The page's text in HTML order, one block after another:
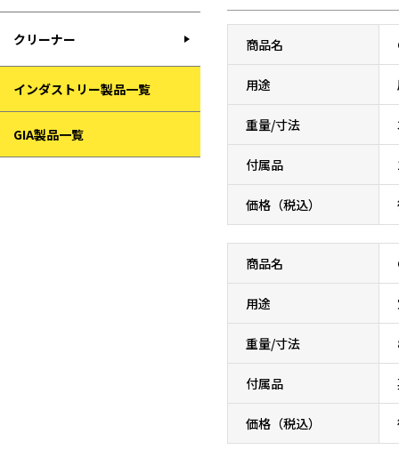
クリーナー
インダストリー製品一覧
GIA製品一覧
商品名
用途
重量/寸法
付属品
価格（税込）
商品名
用途
重量/寸法
付属品
価格（税込）